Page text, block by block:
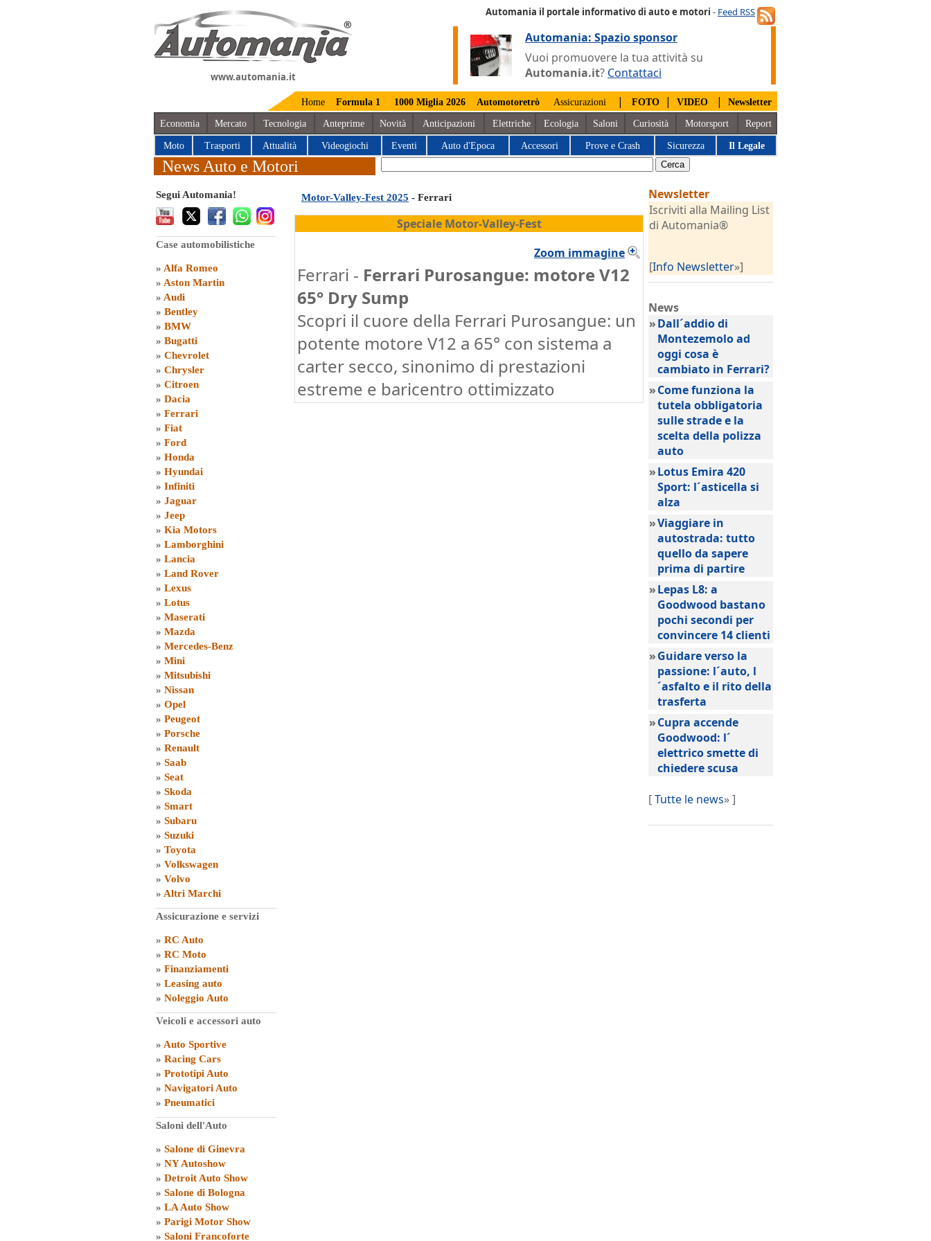
www.automania.it
Automania il portale informativo di auto e motori - Feed RSS
Automania: Spazio sponsor
Vuoi promuovere la tua attività su
Automania.it? Contattaci
Home Formula 1 1000 Miglia 2026 Automotoretrò Assicurazioni | FOTO | VIDEO | Newsletter
Economia Mercato Tecnologia Anteprime Novità Anticipazioni Elettriche Ecologia Saloni Curiosità Motorsport Report
Moto Trasporti Attualità Videogiochi Eventi Auto d'Epoca Accessori Prove e Crash Sicurezza Il Legale
News Auto e Motori
Segui Automania!
Case automobilistiche
» Alfa Romeo
» Aston Martin
» Audi
» Bentley
» BMW
» Bugatti
» Chevrolet
» Chrysler
» Citroen
» Dacia
» Ferrari
» Fiat
» Ford
» Honda
» Hyundai
» Infiniti
» Jaguar
» Jeep
» Kia Motors
» Lamborghini
» Lancia
» Land Rover
» Lexus
» Lotus
» Maserati
» Mazda
» Mercedes-Benz
» Mini
» Mitsubishi
» Nissan
» Opel
» Peugeot
» Porsche
» Renault
» Saab
» Seat
» Skoda
» Smart
» Subaru
» Suzuki
» Toyota
» Volkswagen
» Volvo
» Altri Marchi
Assicurazione e servizi
» RC Auto
» RC Moto
» Finanziamenti
» Leasing auto
» Noleggio Auto
Veicoli e accessori auto
» Auto Sportive
» Racing Cars
» Prototipi Auto
» Navigatori Auto
» Pneumatici
Saloni dell'Auto
» Salone di Ginevra
» NY Autoshow
» Detroit Auto Show
» Salone di Bologna
» LA Auto Show
» Parigi Motor Show
» Saloni Francoforte
Motor-Valley-Fest 2025 - Ferrari
Speciale Motor-Valley-Fest
Zoom immagine
Ferrari - Ferrari Purosangue: motore V12
65° Dry Sump
Scopri il cuore della Ferrari Purosangue: un
potente motore V12 a 65° con sistema a
carter secco, sinonimo di prestazioni
estreme e baricentro ottimizzato
Newsletter
Iscriviti alla Mailing List
di Automania®
[Info Newsletter»]
News
»Dall´addio di
Montezemolo ad
oggi cosa è
cambiato in Ferrari?
»Come funziona la
tutela obbligatoria
sulle strade e la
scelta della polizza
auto
»Lotus Emira 420
Sport: l´asticella si
alza
»Viaggiare in
autostrada: tutto
quello da sapere
prima di partire
»Lepas L8: a
Goodwood bastano
pochi secondi per
convincere 14 clienti
»Guidare verso la
passione: l´auto, l
´asfalto e il rito della
trasferta
»Cupra accende
Goodwood: l´
elettrico smette di
chiedere scusa
[Tutte le news» ]